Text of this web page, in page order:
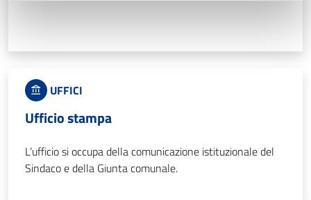
UFFICI
Ufficio stampa
L’ufficio si occupa della comunicazione istituzionale del
Sindaco e della Giunta comunale.